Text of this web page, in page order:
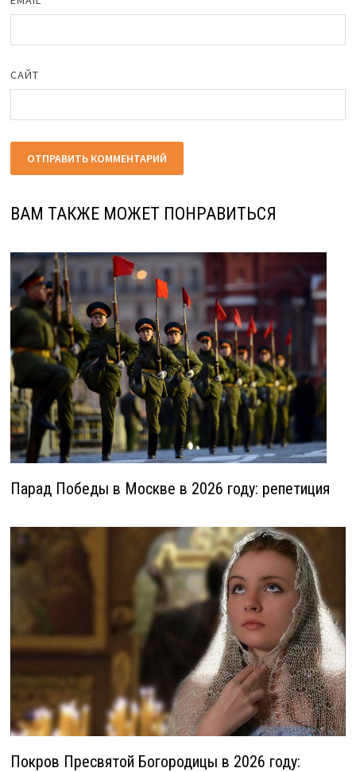
САЙТ
ВАМ ТАКЖЕ МОЖЕТ ПОНРАВИТЬСЯ
Парад Победы в Москве в 2026 году: репетиция
Покров Пресвятой Богородицы в 2026 году: